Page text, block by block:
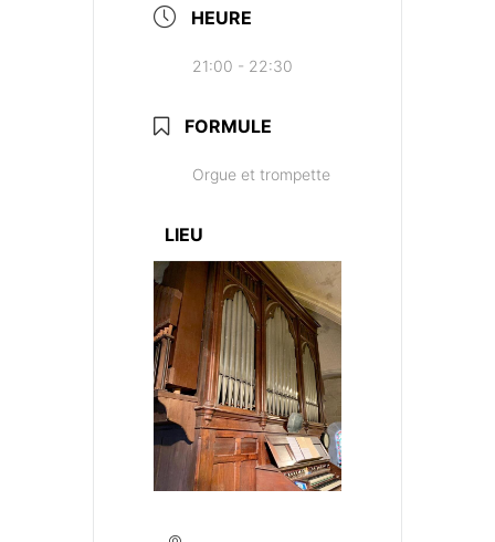
HEURE
21:00 - 22:30
FORMULE
Orgue et trompette
LIEU